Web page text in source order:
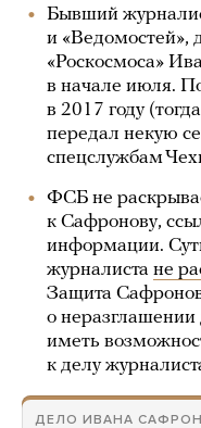
Бывший
и «Ведомостей»,
«Роскосмоса»
в начале июля.
в 2017 году
передал некую
спецслужбам
ФСБ не
к Сафронову,
информации.
журналиста не
Защита
о неразглашении
иметь
к делу
ДЕЛО ИВАНА